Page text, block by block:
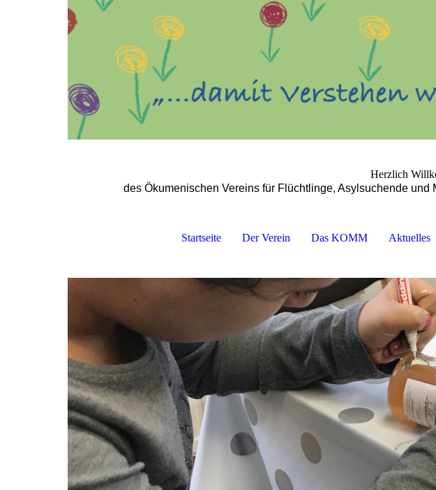
Herzlich
des Ökumenischen Vereins für Flüchtlinge, Asylsuchende
Startseite Der Verein Das KOMM Aktuelles